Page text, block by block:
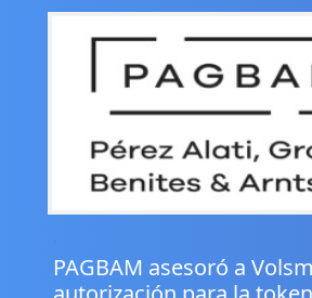
PAGBAM asesoró a